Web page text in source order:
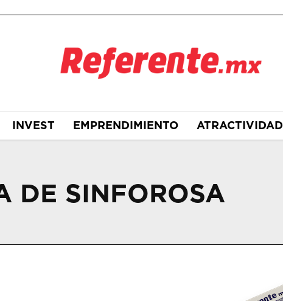
INVEST EMPRENDIMIENTO ATRACTIVIDAD
DE SINFOROSA